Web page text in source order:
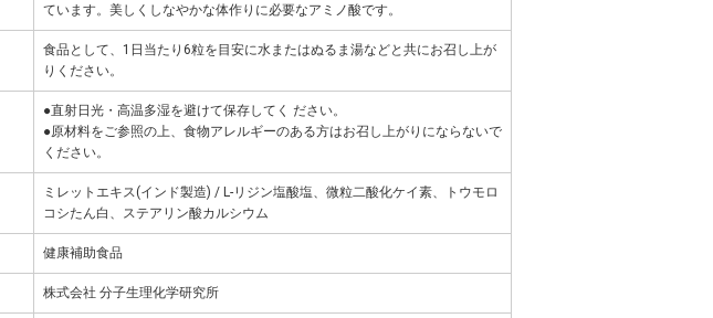
ています。美しくしなやかな体作りに必要なアミノ酸です。
食品として、1日当たり6粒を目安に水またはぬるま湯などと共にお召し上が
りください。
●直射日光・高温多湿を避けて保存してく ださい。
●原材料をご参照の上、食物アレルギーのある方はお召し上がりにならないで
ください。
ミレットエキス(インド製造) / L-リジン塩酸塩、微粒二酸化ケイ素、トウモロ
コシたん白、ステアリン酸カルシウム
健康補助食品
株式会社 分子生理化学研究所